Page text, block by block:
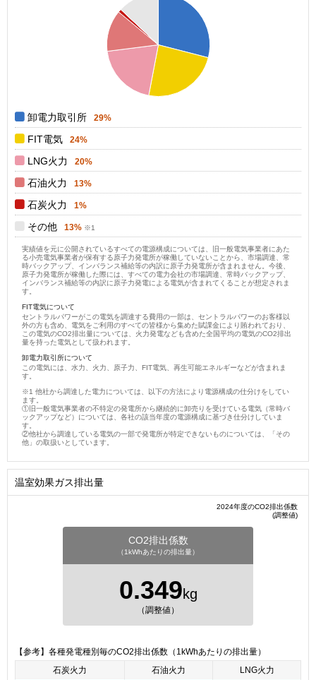
卸電力取引所 29%
FIT電気 24%
LNG火力 20%
石油火力 13%
石炭火力 1%
その他 13%
実績値を元に公開されているすべての電源構成については、旧一般電気事業者にあた
る小売電気事業者が保有する原子力発電所が稼働していないことから、市場調達、常
時バックアップ、インバランス補給等の内訳に原子力発電所が含まれません。今後、
原子力発電所が稼働した際には、すべての電力会社の市場調達、常時バックアップ、
インバランス補給等の内訳に原子力発電による電気が含まれてくることが想定されま
す。
FIT電気について
セントラルパワーがこの電気を調達する費用の一部は、セントラルパワーのお客様以
外の方も含め、電気をご利用のすべての皆様から集めた賦課金により賄われており、
この電気のCO2排出量については、火力発電なども含めた全国平均の電気のCO2排出
量を持った電気として扱われます。
卸電力取引所について
この電気には、水力、火力、原子力、FIT電気、再生可能エネルギーなどが含まれま
す。
他社から調達した電力については、以下の方法により電源構成の仕分けをしてい
ます。
①旧一般電気事業者の不特定の発電所から継続的に卸売りを受けている電気（常時バ
ックアップなど）については、各社の該当年度の電源構成に基づき仕分けしていま
す。
②他社から調達している電気の一部で発電所が特定できないものについては、「その
他」の取扱いとしています。
温室効果ガス排出量
2024年度のCO2排出係数
(調整値)
CO2排出係数
（1kWhあたりの排出量）
0.349kg
（調整値）
【参考】各種発電種別毎のCO2排出係数（1kWhあたりの排出量）
石炭火力
石油火力 LNG火力